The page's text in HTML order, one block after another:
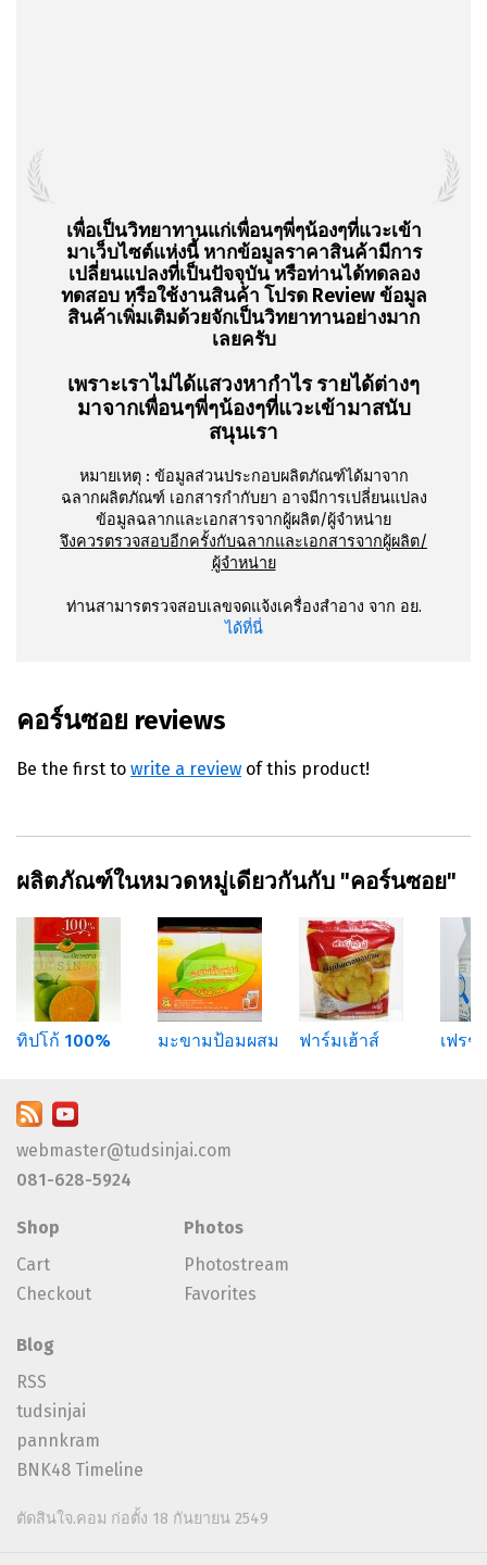
เพื่อเป็นวิทยาทานแก่เพื่อนๆพี่ๆน้องๆที่แวะเข้า
มาเว็บไซต์แห่งนี้ หากข้อมูลราคาสินค้ามีการ
เปลี่ยนแปลงที่เป็นปัจจุบัน หรือท่านได้ทดลอง
ทดสอบ หรือใช้งานสินค้า โปรด Review ข้อมูล
สินค้าเพิ่มเติมด้วยจักเป็นวิทยาทานอย่างมาก
เลยครับ
เพราะเราไม่ได้แสวงหากำไร รายได้ต่างๆ
มาจากเพื่อนๆพี่ๆน้องๆที่แวะเข้ามาสนับ
สนุนเรา
หมายเหตุ : ข้อมูลส่วนประกอบผลิตภัณฑ์ได้มาจาก
ฉลากผลิตภัณฑ์ เอกสารกำกับยา อาจมีการเปลี่ยนแปลง
ข้อมูลฉลากและเอกสารจากผู้ผลิต/ผู้จำหน่าย
จึงควรตรวจสอบอีกครั้งกับฉลากและเอกสารจากผู้ผลิต/
ผู้จำหน่าย
ท่านสามารตรวจสอบเลขจดแจ้งเครื่องสำอาง จาก อย.
ได้ที่นี่
คอร์นซอย reviews
Be the first to write a review of this product!
ผลิตภัณฑ์ในหมวดหมู่เดียวกันกับ "คอร์นซอย"
ทิปโก้ 100% มะขามป้อมผสม ฟาร์มเฮ้าส์ เฟรช
webmaster@tudsinjai.com
081-628-5924
Shop
Cart
Checkout
Photos
Photostream
Favorites
Blog
RSS
tudsinjai
pannkram
BNK48 Timeline
ตัดสินใจ.คอม ก่อตั้ง 18 กันยายน 2549